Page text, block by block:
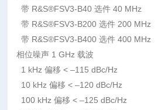
带 R&S®FSV3-B40 选件 40 MHz
带 R&S®FSV3-B200 选件 200 MHz
带 R&S®FSV3-B400 选件 400 MHz
相位噪声 1 GHz 载波
1 kHz 偏移 < –115 dBc/Hz
10 kHz 偏移 < –120 dBc/Hz
100 kHz 偏移 < –125 dBc/Hz